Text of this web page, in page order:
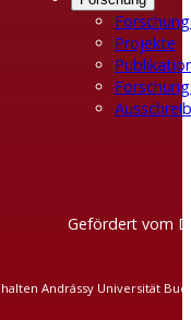
Projekte
Gefördert vom
Andrássy Universität